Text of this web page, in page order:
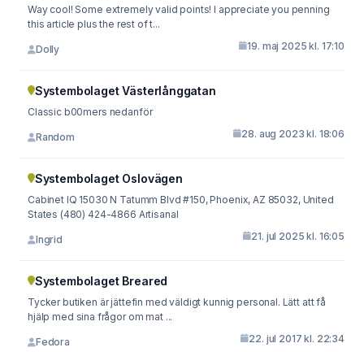
Way cool! Some extremely valid points! I appreciate you penning
this article plus the rest of t...
Dolly 19. maj 2025 kl. 17:10
Systembolaget Västerlånggatan
Classic b00mers nedanför
Random 28. aug 2023 kl. 18:06
Systembolaget Oslovägen
Cabinet IQ 15030 N Tatumm Blvd #150, Phoenix, AZ 85032, United
Ѕtates (480) 424-4866 Artisanal
Ingrid 21. jul 2025 kl. 16:05
Systembolaget Breared
Tycker butiken är jättefin med väldigt kunnig personal. Lätt att få
hjälp med sina frågor om mat ...
Fedora 22. jul 2017 kl. 22:34